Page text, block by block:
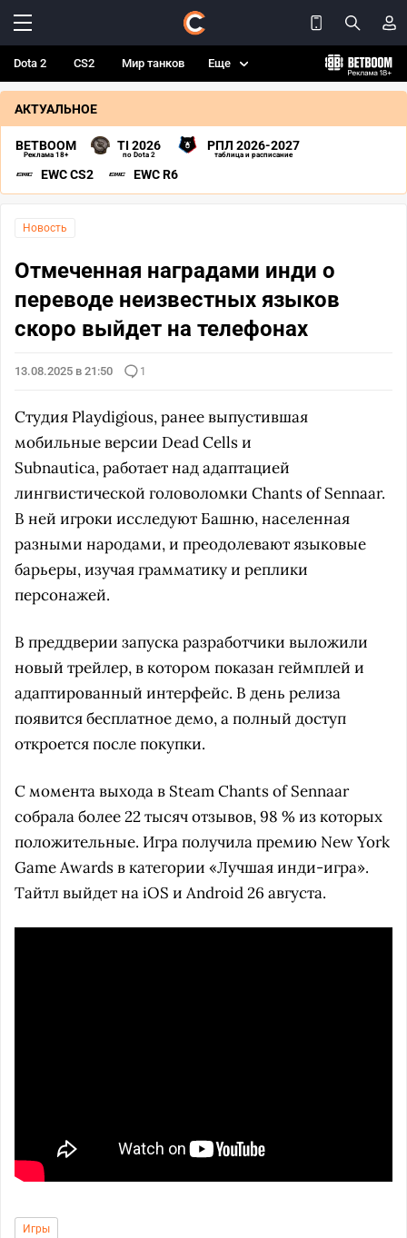
Dota 2 CS2 Мир танков Еще
АКТУАЛЬНОЕ
BETBOOM
Реклама 18+
TI 2026
по Dota 2
РПЛ 2026-2027
таблица и расписание
EWC CS2 EWC R6
Новость
Отмеченная наградами инди о
переводе неизвестных языков
скоро выйдет на телефонах
13.08.2025 в 21:50 1
Студия Playdigious, ранее выпустившая
мобильные версии Dead Cells и
Subnautica, работает над адаптацией
лингвистической головоломки Chants of Sennaar.
В ней игроки исследуют Башню, населенная
разными народами, и преодолевают языковые
барьеры, изучая грамматику и реплики
персонажей.
В преддверии запуска разработчики выложили
новый трейлер, в котором показан геймплей и
адаптированный интерфейс. В день релиза
появится бесплатное демо, а полный доступ
откроется после покупки.
С момента выхода в Steam Chants of Sennaar
собрала более 22 тысяч отзывов, 98 % из которых
положительные. Игра получила премию New York
Game Awards в категории «Лучшая инди-игра».
Тайтл выйдет на iOS и Android 26 августа.
Игры